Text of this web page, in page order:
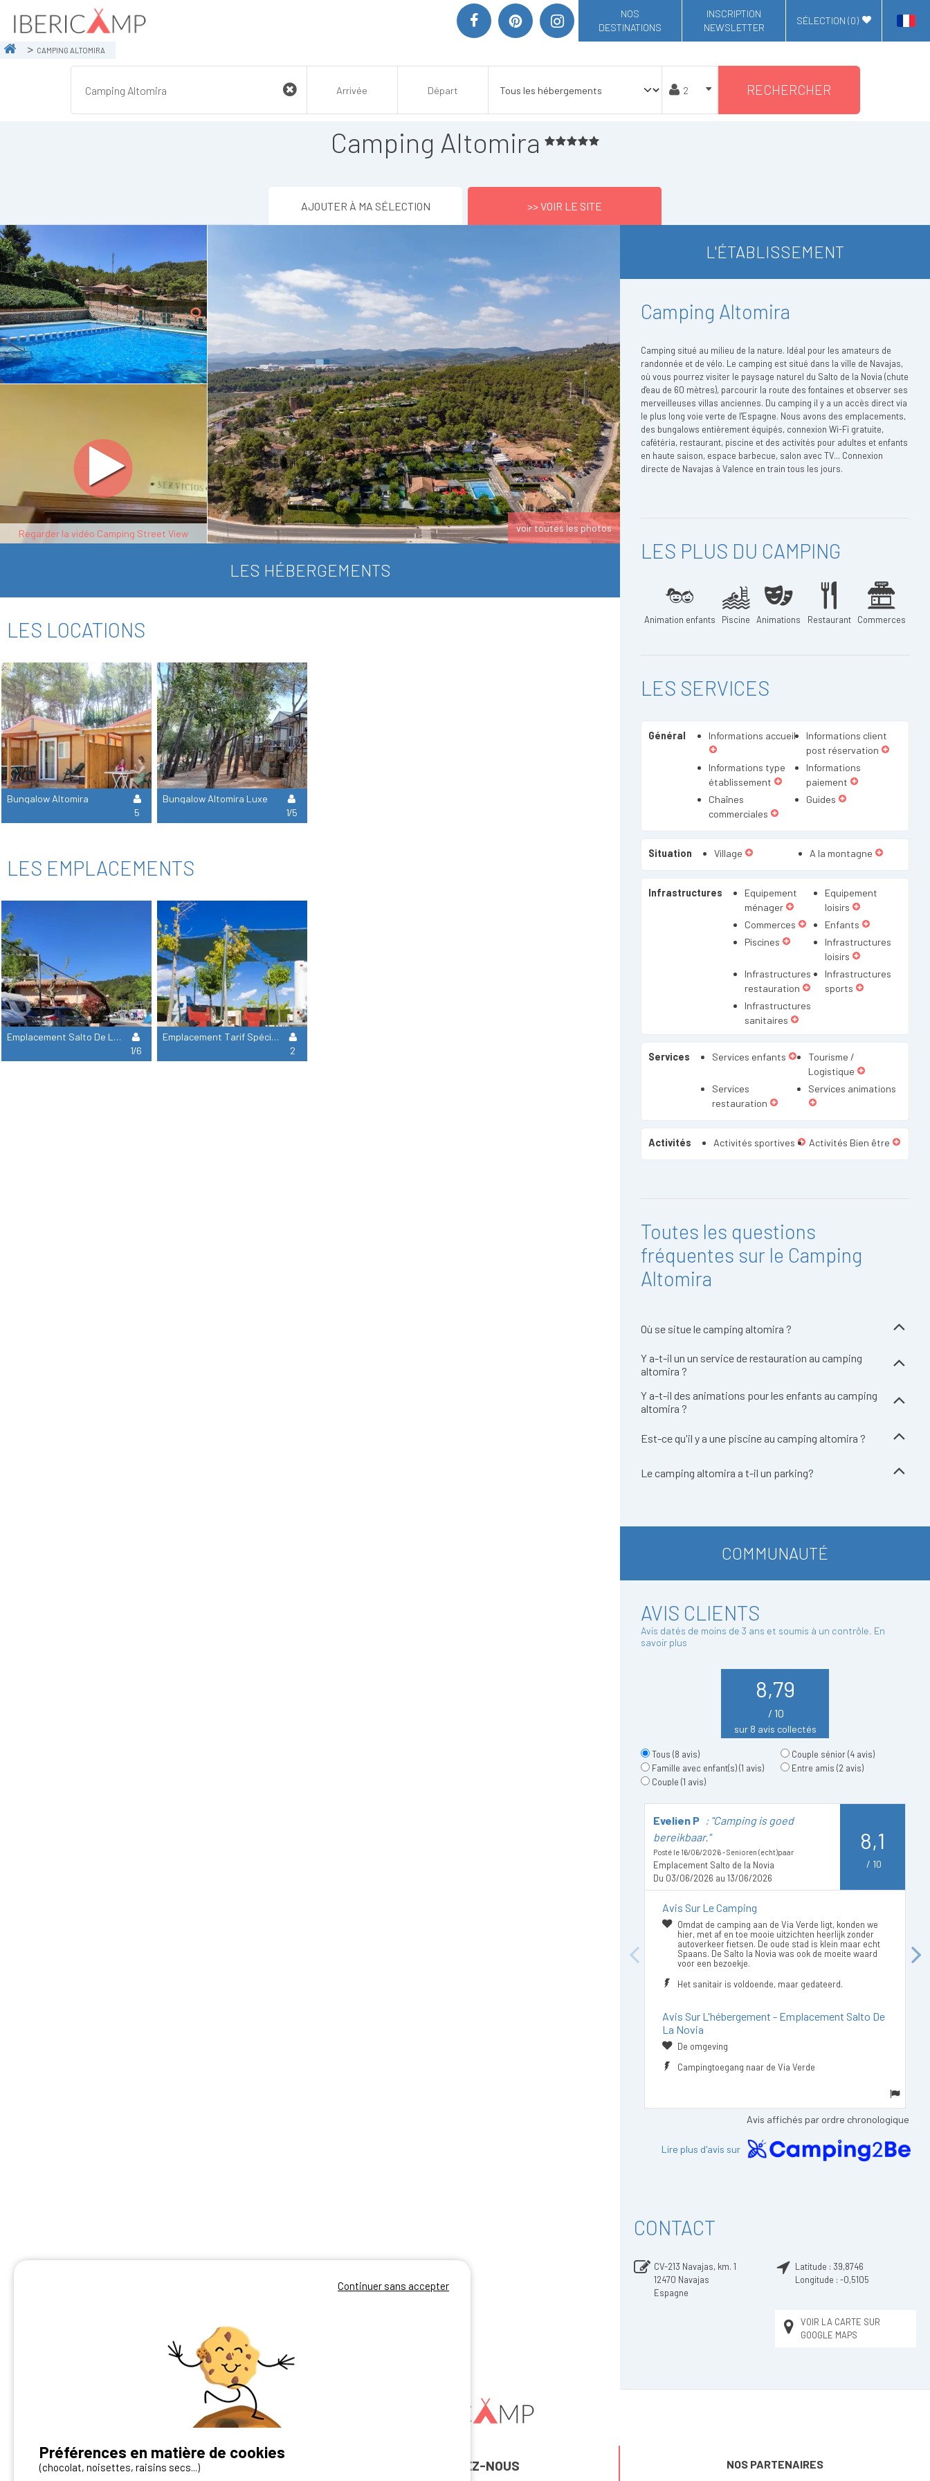
NOS
DESTINATIONS
INSCRIPTION
NEWSLETTER
SÉLECTION (0)
CAMPING ALTOMIRA
RECHERCHER
Camping Altomira
AJOUTER À MA SÉLECTION >> VOIR LE SITE
Regarder la vidéo Camping Street View voir toutes les photos
LES HÉBERGEMENTS
LES LOCATIONS
Bungalow Altomira
5
Bungalow Altomira Luxe
1/5
LES EMPLACEMENTS
Emplacement Salto De La Novia
1/6
Emplacement Tarif Spécial Pour Les Retraités
2
L'ÉTABLISSEMENT
Camping Altomira
Camping situé au milieu de la nature. Idéal pour les amateurs de
randonnée et de vélo. Le camping est situé dans la ville de Navajas,
où vous pourrez visiter le paysage naturel du Salto de la Novia (chute
d'eau de 60 mètres), parcourir la route des fontaines et observer ses
merveilleuses villas anciennes. Du camping il y a un accès direct via
le plus long voie verte de l'Espagne. Nous avons des emplacements,
des bungalows entièrement équipés, connexion Wi-Fi gratuite,
cafétéria, restaurant, piscine et des activités pour adultes et enfants
en haute saison, espace barbecue, salon avec TV... Connexion
directe de Navajas à Valence en train tous les jours.
LES PLUS DU CAMPING
Animation enfants Piscine Animations Restaurant Commerces
LES SERVICES
Général Informations accueil
Informations client
post réservation
Informations type
établissement
Informations
paiement
Chaînes
commerciales
Guides
Situation Village A la montagne
Infrastructures
Equipement
ménager
Equipement
loisirs
Commerces
Enfants
Piscines
Infrastructures
loisirs
Infrastructures
restauration
Infrastructures
sports
Infrastructures
sanitaires
Services Services enfants
Tourisme /
Logistique
Services
restauration
Services animations
Activités Activités sportives Activités Bien être
Toutes les questions
fréquentes sur le Camping
Altomira
Où se situe le camping altomira ?
Y a-t-il un un service de restauration au camping
altomira ?
Y a-t-il des animations pour les enfants au camping
altomira ?
Est-ce qu'il y a une piscine au camping altomira ?
Le camping altomira a t-il un parking?
COMMUNAUTÉ
AVIS CLIENTS
Avis datés de moins de 3 ans et soumis à un contrôle. En
savoir plus
8,79
/ 10
sur 8 avis collectés
Tous (8 avis)
Famille avec enfant(s)(1 avis)
Couple (1 avis)
Couple sénior(4 avis)
Entre amis (2 avis)
Previous
Evelien P : "Camping is goed
bereikbaar."
Posté le 16/06/2026 - Senioren (echt)paar
Emplacement Salto de la Novia
Du 03/06/2026 au 13/06/2026
8,1
/ 10
Avis Sur Le Camping
Omdat de camping aan de Via Verde ligt, konden we
hier, met af en toe mooie uitzichten heerlijk zonder
autoverkeer fietsen. De oude stad is klein maar echt
Spaans. De Salto la Novia was ook de moeite waard
voor een bezoekje.
Het sanitair is voldoende, maar gedateerd.
Avis Sur L'hébergement - Emplacement Salto De
La Novia
De omgeving
Campingtoegang naar de Via Verde
Next
Avis affichés par ordre chronologique
Lire plus d'avis sur
CONTACT
CV-213 Navajas, km. 1
12470 Navajas
Espagne
Latitude : 39,8746
Longitude : -0,5105
VOIR LA CARTE SUR
GOOGLE MAPS
Vous avez un camping ? REJOIGNEZ-NOUS NOS PARTENAIRES
Continuer sans accepter
Préférences en matière de cookies
(chocolat, noisettes, raisins secs...)